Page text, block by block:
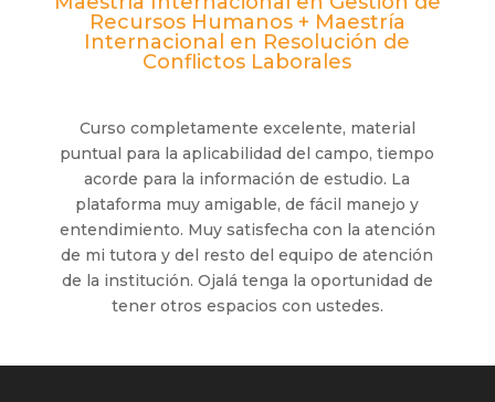
Recursos Humanos + Maestría
Internacional en Resolución de
Conflictos Laborales
Curso completamente excelente, material
puntual para la aplicabilidad del campo, tiempo
acorde para la información de estudio. La
plataforma muy amigable, de fácil manejo y
entendimiento. Muy satisfecha con la atención
de mi tutora y del resto del equipo de atención
de la institución. Ojalá tenga la oportunidad de
tener otros espacios con ustedes.